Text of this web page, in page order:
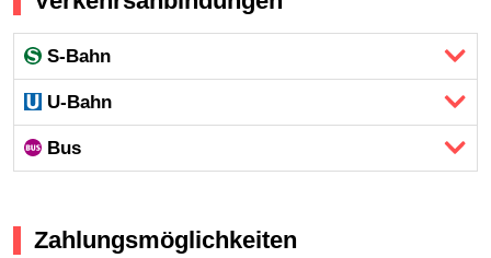
S-Bahn
U-Bahn
Bus
Zahlungsmöglichkeiten